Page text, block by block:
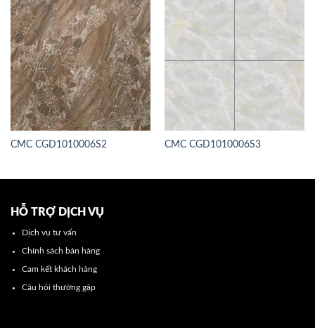
CMC CGD1010006S2 CMC CGD1010006S3
HỖ TRỢ DỊCH VỤ
Dịch vụ tư vấn
Chính sách bán hàng
Cam kết khách hàng
Câu hỏi thường gặp